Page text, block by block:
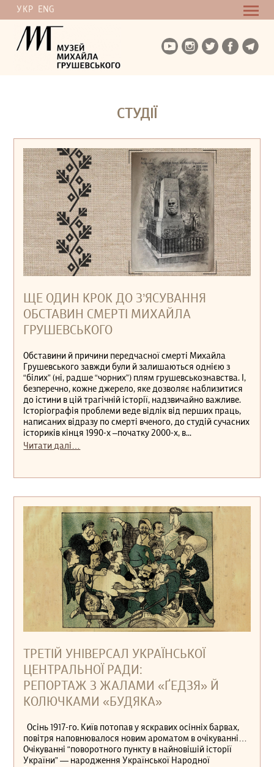
УКР ENG
СТУДІЇ
ЩЕ ОДИН КРОК ДО З’ЯСУВАННЯ
ОБСТАВИН СМЕРТІ МИХАЙЛА
ГРУШЕВСЬКОГО
Обставини й причини передчасної смерті Михайла
Грушевського завжди були й залишаються однією з
“білих” (ні, радше “чорних”) плям грушевськознавства. І,
безперечно, кожне джерело, яке дозволяє наблизитися
до істини в цій трагічній історії, надзвичайно важливе.
Історіографія проблеми веде відлік від перших праць,
написаних відразу по смерті вченого, до студій сучасних
істориків кінця 1990-х –початку 2000-х, в...
Читати далі…
ТРЕТІЙ УНІВЕРСАЛ УКРАЇНСЬКОЇ
ЦЕНТРАЛЬНОЇ РАДИ:
РЕПОРТАЖ З ЖАЛАМИ «ҐЕДЗЯ» Й
КОЛЮЧКАМИ «БУДЯКА»
Осінь 1917-го. Київ потопав у яскравих осінніх барвах,
повітря наповнювалося новим ароматом в очікуванні…
Очікуванні “поворотного пункту в найновішій історії
України” — народження Української Народної